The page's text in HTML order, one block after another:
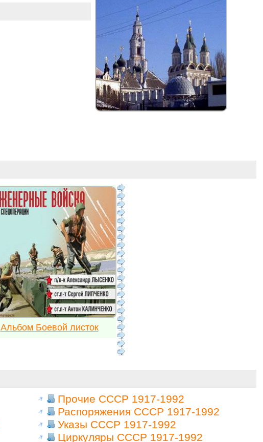
Альбом Боевой листок
Прочие СССР 1917-1992
Распоряжения СССР 1917-1992
Указы СССР 1917-1992
Циркуляры СССР 1917-1992